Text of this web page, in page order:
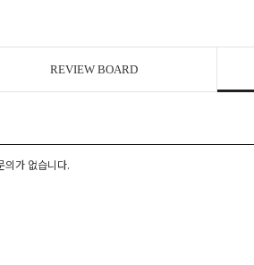
REVIEW BOARD
의가 없습니다.